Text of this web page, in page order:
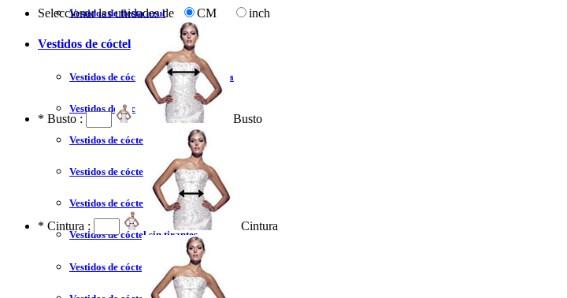
Vestidos de fiesta azul
Vestidos de cóctel
Vestidos de cóctel liquidación y venta
Vestidos de cóctel 2023
Vestidos de cóctel largo
Vestidos de cóctel corto
Vestidos de cóctel tallas grandes
Vestidos de cóctel sin tirantes
Vestidos de cóctel azul
Seleccionar las unidades de CM inch
* Busto : Busto
* Cintura : Cintura